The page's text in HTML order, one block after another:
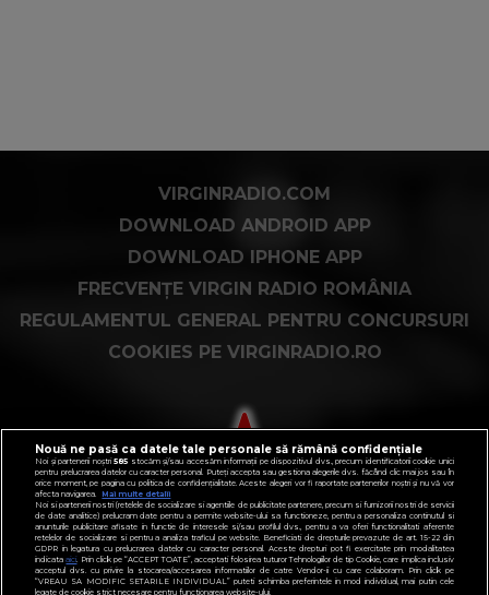
VIRGINRADIO.COM
DOWNLOAD ANDROID APP
DOWNLOAD IPHONE APP
FRECVENȚE VIRGIN RADIO ROMÂNIA
REGULAMENTUL GENERAL PENTRU CONCURSURI
COOKIES PE VIRGINRADIO.RO
Nouă ne pasă ca datele tale personale să rămână confidențiale
Noi și partenerii noștri585 stocăm și/sau accesăm informații pe dispozitivul dvs., precum identificatorii cookie unici
pentru prelucrarea datelor cu caracter personal. Puteți accepta sau gestiona alegerile dvs. făcând clic mai jos sau în
orice moment, pe pagina cu politica de confidențialitate. Aceste alegeri vor fi raportate partenerilor noștri și nu vă vor
afecta navigarea.
Mai multe detalii
Noi si partenerii nostri (retelele de socializare si agentiile de publicitate partenere, precum si furnizorii nostri de servicii
de date analitice) prelucram date pentru a permite website-ului sa functioneze, pentru a personaliza continutul si
anunturile publicitare afisate in functie de interesele si/sau profilul dvs., pentru a va oferi functionalitati aferente
retelelor de socializare si pentru a analiza traficul pe website. Beneficiati de drepturile prevazute de art. 15-22 din
GDPR in legatura cu prelucrarea datelor cu caracter personal. Aceste drepturi pot fi exercitate prin modalitatea
indicataaici. Prin click pe “ACCEPT TOATE”, acceptati folosirea tuturor Tehnologiilor de tip Cookie, care implica inclusiv
acceptul dvs. cu privire la stocarea/accesarea informatiilor de catre Vendor-ii cu care colaboram. Prin click pe
“VREAU SA MODIFIC SETARILE INDIVIDUAL” puteti schimba preferintele in mod individual, mai putin cele
legate de cookie strict necesare pentru functionarea website-ului.